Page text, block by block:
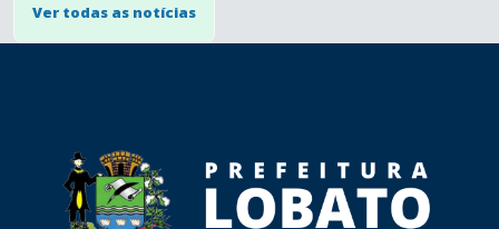
Ver todas as notícias